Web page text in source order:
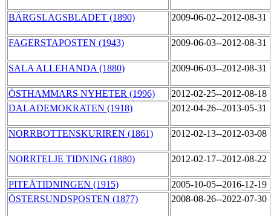
BÄRGSLAGSBLADET (1890) 2009-06-02--2012-08-31
FAGERSTAPOSTEN (1943) 2009-06-03--2012-08-31
SALA ALLEHANDA (1880) 2009-06-03--2012-08-31
ÖSTHAMMARS NYHETER (1996)
2012-02-25--2012-08-18
DALADEMOKRATEN (1918)
2012-04-26--2013-05-31
NORRBOTTENSKURIREN (1861) 2012-02-13--2012-03-08
NORRTELJE TIDNING (1880) 2012-02-17--2012-08-22
PITEÅTIDNINGEN (1915)
2005-10-05--2016-12-19
ÖSTERSUNDSPOSTEN (1877)
2008-08-26--2022-07-30